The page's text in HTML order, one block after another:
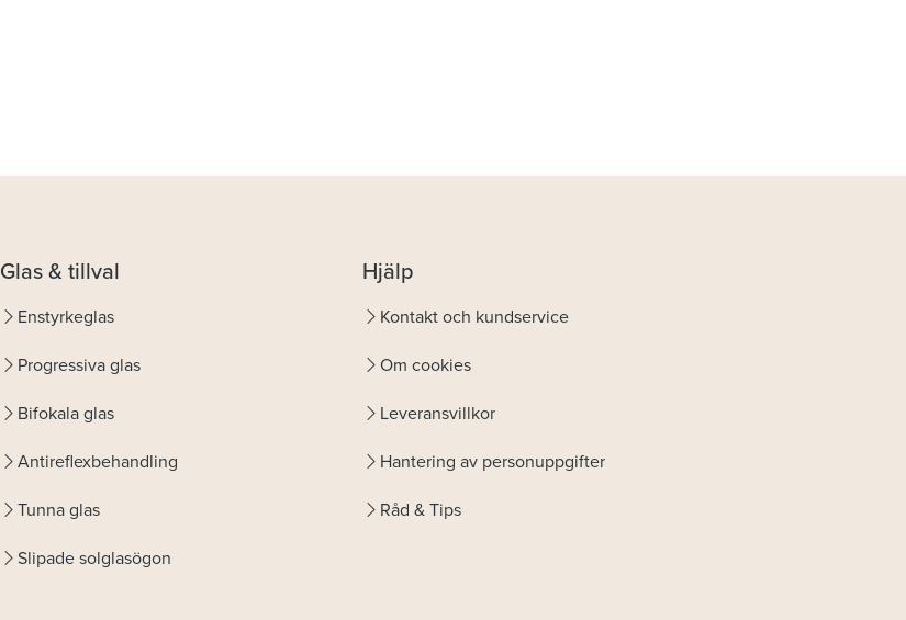
Glas & tillval
Enstyrkeglas
Progressiva glas
Bifokala glas
Antireflexbehandling
Tunna glas
Slipade solglasögon
Hjälp
Kontakt och kundservice
Om cookies
Leveransvillkor
Hantering av personuppgifter
Råd & Tips